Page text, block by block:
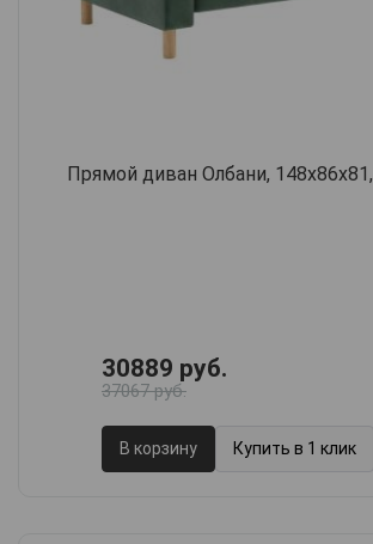
Прямой диван Олбани, 148х86х81,
30889 руб.
37067 руб.
В корзину Купить в 1 клик